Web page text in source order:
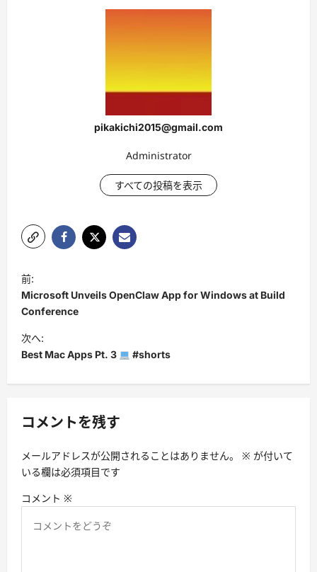
pikakichi2015@gmail.com
Administrator
すべての投稿を表示
投
稿
ナ
ビ
ゲ
ー
ョ
前:
Microsoft Unveils OpenClaw App for Windows at Build
Conference
次へ:
Best Mac Apps Pt. 3
#shorts
コメントを残す
メールアドレスが公開されることはありません。 ※ が付いて
いる欄は必須項目です
コメント ※